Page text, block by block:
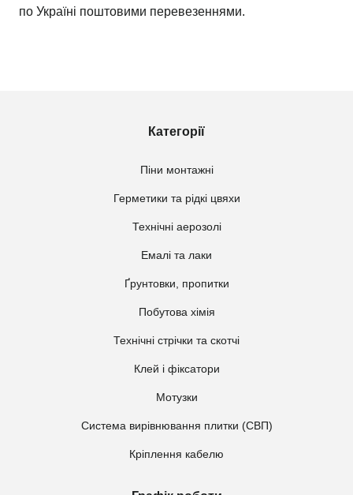
по Україні поштовими перевезеннями.
Категорії
Піни монтажні
Герметики та рідкі цвяхи
Технічні аерозолі
Емалі та лаки
Ґрунтовки, пропитки
Побутова хімія
Технічні стрічки та скотчі
Клей і фіксатори
Мотузки
Система вирівнювання плитки (СВП)
Кріплення кабелю